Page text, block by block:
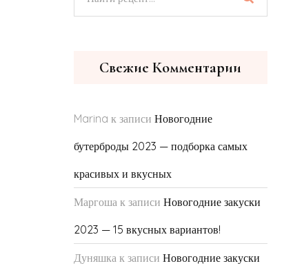
Свежие Комментарии
Marina к записи Новогодние
бутерброды 2023 — подборка самых
красивых и вкусных
Маргошак записи Новогодние закуски
2023 — 15 вкусных вариантов!
Дуняшкак записи Новогодние закуски